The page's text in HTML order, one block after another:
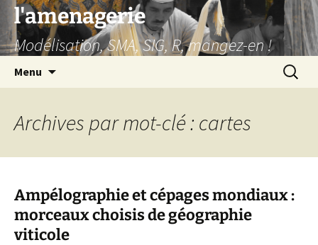
Aller
contenu
l'amenagerie
Modélisation, SMA, SIG, R, mangez-en !
Menu
Archives par mot-clé : cartes
Ampélographie et cépages mondiaux :
morceaux choisis de géographie
viticole